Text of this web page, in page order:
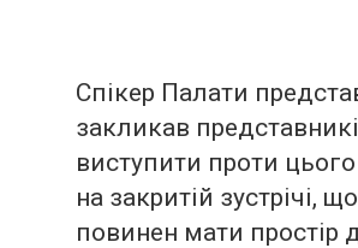
Спікер Палати
закликав
виступити проти
на закритій зустрічі,
повинен мати простір